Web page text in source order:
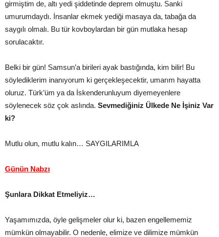
girmiştim de, altı yedi şiddetinde deprem olmuştu. Sanki
umurumdaydı. İnsanlar ekmek yediği masaya da, tabağa da
saygılı olmalı. Bu tür kovboylardan bir gün mutlaka hesap
sorulacaktır.
Belki bir gün! Samsun’a birileri ayak bastığında, kim bilir! Bu
söylediklerim inanıyorum ki gerçekleşecektir, umarım hayatta
oluruz. Türk’üm ya da İskenderunluyum diyemeyenlere
söylenecek söz çok aslında. Sevmediğiniz Ülkede Ne İşiniz Var
ki?
Mutlu olun, mutlu kalın… SAYGILARIMLA
Günün Nabzı
Şunlara Dikkat Etmeliyiz…
Yaşamımızda, öyle gelişmeler olur ki, bazen engellememiz
mümkün olmayabilir. O nedenle, elimize ve dilimize mümkün